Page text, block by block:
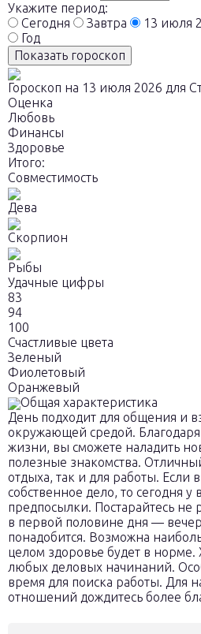
Укажите период:
Сегодня
Завтра 13 июля
Год
Показать гороскоп
Гороскоп на 13 июля 2026 для
Оценка
Любовь
Финансы
Здоровье
Итого:
Совместимость
Дева
Скорпион
Рыбы
Удачные цифры
83
94
100
Счастливые цвета
Зеленый
Фиолетовый
Оранжевый
Общая характеристика
День подходит для общения и
окружающей средой.
жизни, вы сможете наладить
полезные знакомства.
отдыха, так и для работы. Если
собственное дело, то сегодня у
предпосылки. Постарайтесь не
в первой половине дня —
понадобится. Возможна
целом здоровье будет в
любых деловых начинаний.
время для поиска работы. Для
отношений дождитесь более